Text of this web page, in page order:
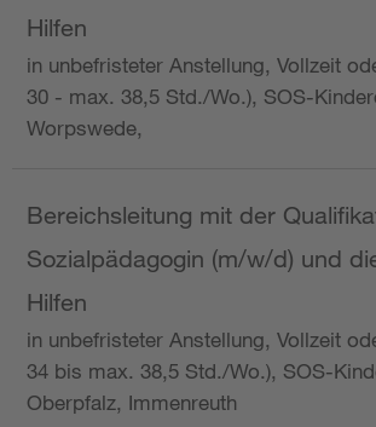
Hilfen
in unbefristeter Anstellung, Vollzeit
30 - max. 38,5 Std./Wo.), SOS-
Worpswede,
Bereichsleitung mit der
Sozialpädagogin (m/w/d) und
Hilfen
in unbefristeter Anstellung, Vollzeit
34 bis max. 38,5 Std./Wo.), SOS-
Oberpfalz, Immenreuth